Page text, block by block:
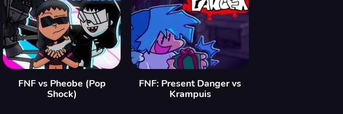
FNF vs Pheobe (Pop
Shock)
FNF: Present Danger vs
Krampuis